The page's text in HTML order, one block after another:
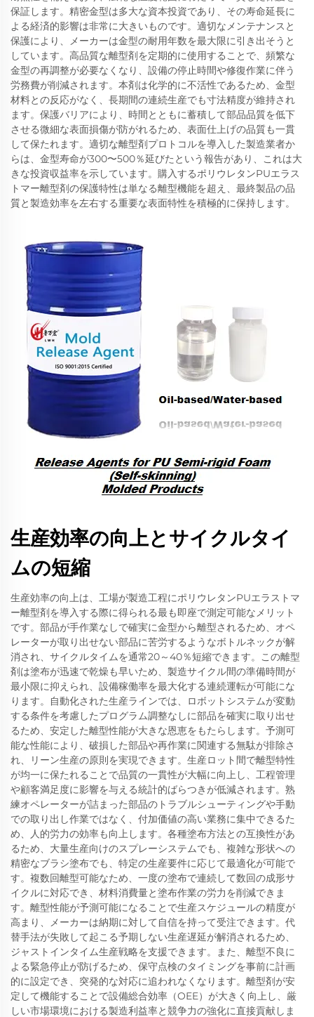
保証します。精密金型は多大な資本投資であり、その寿命延長に
よる経済的影響は非常に大きいものです。適切なメンテナンスと
保護により、メーカーは金型の耐用年数を最大限に引き出そうと
しています。高品質な離型剤を定期的に使用することで、頻繁な
金型の再調整が必要なくなり、設備の停止時間や修復作業に伴う
労務費が削減されます。本剤は化学的に不活性であるため、金型
材料との反応がなく、長期間の連続生産でも寸法精度が維持され
ます。保護バリアにより、時間とともに蓄積して部品品質を低下
させる微細な表面損傷が防がれるため、表面仕上げの品質も一貫
して保たれます。適切な離型剤プロトコルを導入した製造業者か
らは、金型寿命が300〜500％延びたという報告があり、これは大
きな投資収益率を示しています。購入するポリウレタンPUエラス
トマー離型剤の保護特性は単なる離型機能を超え、最終製品の品
質と製造効率を左右する重要な表面特性を積極的に保持します。
生産効率の向上とサイクルタイ
ムの短縮
生産効率の向上は、工場が製造工程にポリウレタンPUエラストマ
ー離型剤を導入する際に得られる最も即座で測定可能なメリット
です。部品が手作業なしで確実に金型から離型されるため、オペ
レーターが取り出せない部品に苦労するようなボトルネックが解
消され、サイクルタイムを通常20～40％短縮できます。この離型
剤は塗布が迅速で乾燥も早いため、製造サイクル間の準備時間が
最小限に抑えられ、設備稼働率を最大化する連続運転が可能にな
ります。自動化された生産ラインでは、ロボットシステムが変動
する条件を考慮したプログラム調整なしに部品を確実に取り出せ
るため、安定した離型性能が大きな恩恵をもたらします。予測可
能な性能により、破損した部品や再作業に関連する無駄が排除さ
れ、リーン生産の原則を実現できます。生産ロット間で離型特性
が均一に保たれることで品質の一貫性が大幅に向上し、工程管理
や顧客満足度に影響を与える統計的ばらつきが低減されます。熟
練オペレーターが詰まった部品のトラブルシューティングや手動
での取り出し作業ではなく、付加価値の高い業務に集中できるた
め、人的労力の効率も向上します。各種塗布方法との互換性があ
るため、大量生産向けのスプレーシステムでも、複雑な形状への
精密なブラシ塗布でも、特定の生産要件に応じて最適化が可能で
す。複数回離型可能なため、一度の塗布で連続して数回の成形サ
イクルに対応でき、材料消費量と塗布作業の労力を削減できま
す。離型性能が予測可能になることで生産スケジュールの精度が
高まり、メーカーは納期に対して自信を持って受注できます。代
替手法が失敗して起こる予期しない生産遅延が解消されるため、
ジャストインタイム生産戦略を支援できます。また、離型不良に
よる緊急停止が防げるため、保守点検のタイミングを事前に計画
的に設定でき、突発的な対応に追われなくなります。離型剤が安
定して機能することで設備総合効率（OEE）が大きく向上し、厳
しい市場環境における製造利益率と競争力の強化に直接貢献しま